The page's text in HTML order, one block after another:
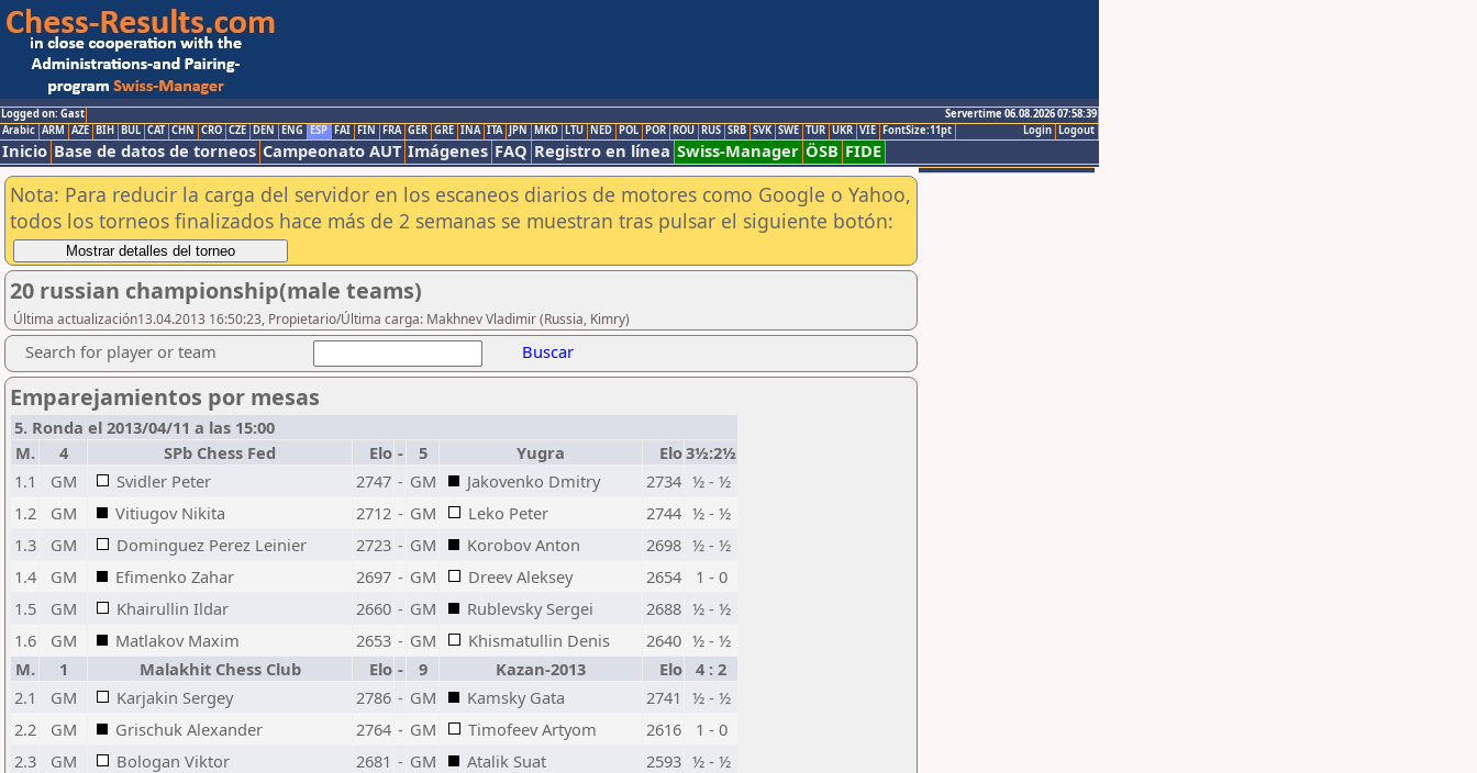
Logged on: Gast
Servertime 06.08.2026 07:58:39
Logout
Login
Arabic ARM AZE BIH BUL CAT CHN CRO CZE DEN ENG ESP FAI FIN FRA GER GRE INA ITA JPN MKD LTU NED POL POR ROU RUS SRB SVK SWE TUR UKR VIE FontSize:11pt
Inicio Base de datos de torneos Campeonato AUT Imágenes FAQ Registro en línea Swiss-Manager ÖSB FIDE
Nota: Para reducir la carga del servidor en los escaneos diarios de motores como Google o Yahoo,
todos los torneos finalizados hace más de 2 semanas se muestran tras pulsar el siguiente botón:
20 russian championship(male teams)
Última actualización13.04.2013 16:50:23, Propietario/Última carga: Makhnev Vladimir (Russia, Kimry)
Search for player or team Buscar
Emparejamientos por mesas
5. Ronda el 2013/04/11 a las 15:00
M.
4 SPb Chess Fed Elo - 5 Yugra Elo3½:2½
1.1
GM Svidler Peter 2747 - GM Jakovenko Dmitry 2734 ½ - ½
1.2
GM Vitiugov Nikita 2712 - GM Leko Peter 2744 ½ - ½
1.3
GM Dominguez Perez Leinier 2723 - GM Korobov Anton 2698 ½ - ½
1.4
GM Efimenko Zahar 2697 - GM Dreev Aleksey 2654
1 - 0
1.5
GM Khairullin Ildar 2660 - GM Rublevsky Sergei 2688 ½ - ½
1.6
GM Matlakov Maxim 2653 - GM Khismatullin Denis 2640 ½ - ½
M.
1 Malakhit Chess Club Elo - 9 Kazan-2013 Elo 4 : 2
2.1
GM Karjakin Sergey 2786 - GM Kamsky Gata 2741 ½ - ½
2.2
GM Grischuk Alexander 2764 - GM Timofeev Artyom 2616
1 - 0
2.3
GM Bologan Viktor 2681 - GM Atalik Suat 2593 ½ - ½